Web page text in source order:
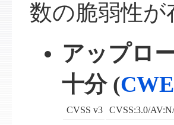
数の脆弱性
アップロ
十分 (
CVSS v3
CVSS:3.0/